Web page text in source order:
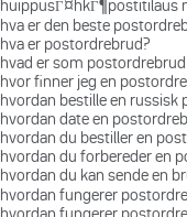
huippusГ¤hkГ¶postitilaus
hva er den beste
hva er postordrebrud?
hvad er som postordrebrud
hvor finner jeg en
hvordan bestille en russisk
hvordan date en
hvordan du bestiller en
hvordan du forbereder en
hvordan du kan sende en
hvordan fungerer
hvordan fungerer